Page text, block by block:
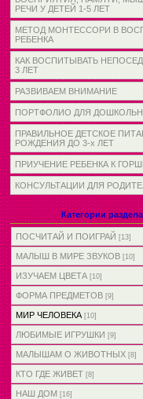
РЕЧИ У ДЕТЕЙ 1-5 ЛЕТ
МЕТОД МОНТЕССОРИ В
РЕБЕНКА
КАК ВОСПИТЫВАТЬ
3 ЛЕТ
РАЗВИВАЕМ ВНИМАНИЕ
ПОРТФОЛИО ДЛЯ
ПРАВИЛЬНОЕ ДЕТСКОЕ
РОЖДЕНИЯ ДО 3-х ЛЕТ
ПРИУЧЕНИЕ РЕБЕНКА К
КОНСУЛЬТАЦИИ ДЛЯ
Категории раздела
ПОСЧИТАЙ И ПОИГРАЙ [13]
МАЛЫШ В МИРЕ ЗВУКОВ [10]
ИЗУЧАЕМ ЦВЕТА [10]
ФОРМА ПРЕДМЕТОВ [9]
МИР ЧЕЛОВЕКА [10]
ЛЮБИМЫЕ ИГРУШКИ [9]
МАЛЫШАМ О ЖИВОТНЫХ [8]
КТО ГДЕ ЖИВЕТ [8]
НАШ ДОМ [16]